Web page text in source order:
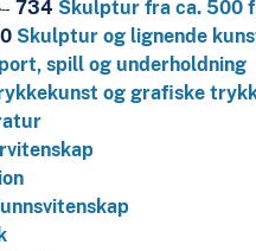
734 Skulptur fra ca. 500
Skulptur og lignende
spill og underholdning
og grafiske